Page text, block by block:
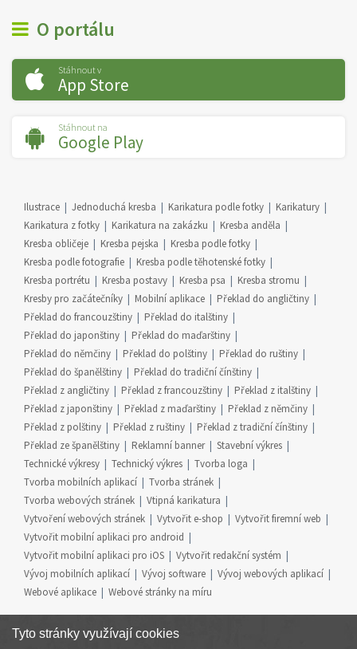
O portálu
Stáhnout v
App Store
Stáhnout na
Google Play
Ilustrace Jednoduchá kresba Karikatura podle fotky
Karikatury
Karikatura z fotky
Karikatura na zakázku
Kresba anděla
Kresba obličeje
Kresba pejska
Kresba podle fotky
Kresba podle fotografie
Kresba podle těhotenské fotky
Kresba portrétu
Kresba postavy Kresba psa
Kresba stromu
Kresby pro začátečníky
Mobilní aplikace
Překlad do angličtiny
Překlad do francouzštiny
Překlad do italštiny
Překlad do japonštiny
Překlad do maďarštiny
Překlad do němčiny
Překlad do polštiny
Překlad do ruštiny
Překlad do španělštiny
Překlad do tradiční čínštiny
Překlad z angličtiny
Překlad z francouzštiny
Překlad z italštiny
Překlad z japonštiny
Překlad z maďarštiny
Překlad z němčiny
Překlad z polštiny
Překlad z ruštiny
Překlad z tradiční čínštiny
Překlad ze španělštiny
Reklamní banner
Stavební výkres
Technické výkresy
Technický výkres
Tvorba loga
Tvorba mobilních aplikací
Tvorba stránek
Tvorba webových stránek
Vtipná karikatura
Vytvoření webových stránek
Vytvořit e-shop
Vytvořit firemní web
Vytvořit mobilní aplikaci pro android
Vytvořit mobilní aplikaci pro iOS
Vytvořit redakční systém
Vývoj mobilních aplikací
Vývoj software
Vývoj webových aplikací
Webové aplikace
Webové stránky na míru
Tyto stránky využívají cookies